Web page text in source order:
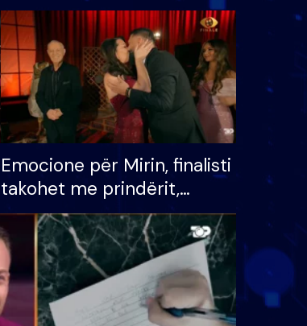
Emocione për Mirin, finalisti
takohet me prindërit,
vajzën dhe bashkëshorten:
S’kemi ndonjë letër divorci
apo jo?